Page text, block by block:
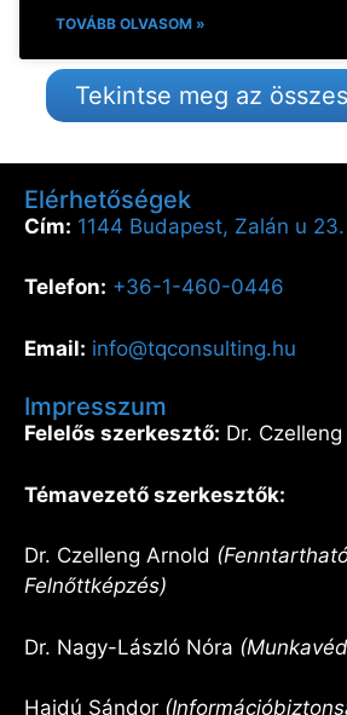
TOVÁBB OLVASOM »
Tekintse meg az
Elérhetőségek
Cím: 1144 Budapest, Zalán u 23.
Telefon: +36-1-460-0446
Email: info@tqconsulting.hu
Impresszum
Felelős szerkesztő: Dr.
Témavezető szerkesztők:
Dr. Czelleng Arnold
Felnőttképzés)
Dr. Nagy-László Nóra
Hajdú Sándor